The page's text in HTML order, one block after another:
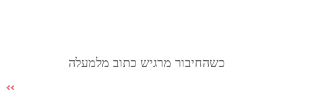
כשהחיבור מרגיש כתוב מלמעלה